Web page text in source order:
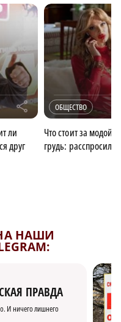
r
ли
друг
ОБЩЕСТВО
Что стоит за модой
грудь: расспросили
НАШИ
ПРАВДА
И ничего лишнего